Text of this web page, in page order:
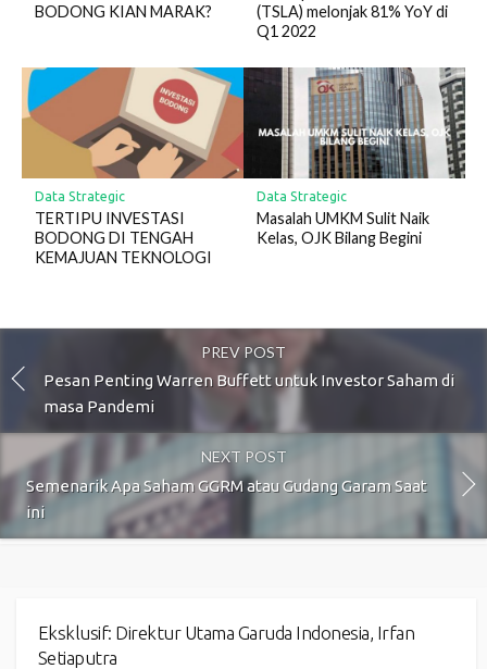
BODONG KIAN MARAK?
(TSLA) melonjak 81% YoY di
Q1 2022
Data Strategic
TERTIPU INVESTASI
BODONG DI TENGAH
KEMAJUAN TEKNOLOGI
Data Strategic
Masalah UMKM Sulit Naik
Kelas, OJK Bilang Begini
PREV POST
Pesan Penting Warren Buffett untuk Investor Saham di
masa Pandemi
NEXT POST
Semenarik Apa Saham GGRM atau Gudang Garam Saat
ini
Eksklusif: Direktur Utama Garuda Indonesia, Irfan
Setiaputra